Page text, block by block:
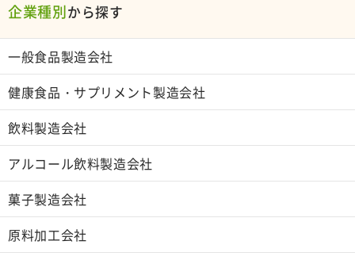
企業種別から探す
一般食品製造会社
健康食品・サプリメント製造会社
飲料製造会社
アルコール飲料製造会社
菓子製造会社
原料加工会社